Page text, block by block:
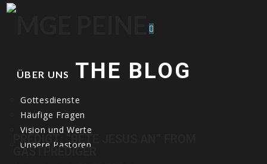
ÜBER UNS
Gottesdienste
Häufige Fragen
Vision und Werte
Unsere Pastoren
THE BLOG
PREDIGT: “BETE JESUS AN” FROM
GASTPREDIGER